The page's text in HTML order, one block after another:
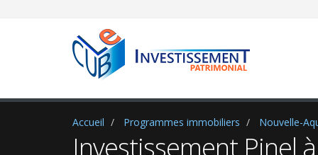
Accueil Programmes immobiliers Nouvelle-
Investissement Pinel
- Les
- De